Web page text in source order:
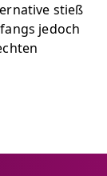
stieß
jedoch